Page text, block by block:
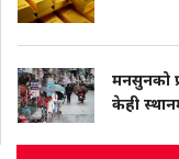
मनसुनको
केही